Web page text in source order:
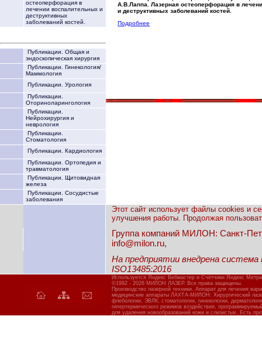
остеоперфорация в
лечении воспалительных и
деструктивных
заболеваний костей.
Публикации. Общая и
эндоскопическая хирургия
Публикации. Гинекология/
Маммология
Публикации. Урология
Публикации.
Оториноларингология
Публикации.
Нейрохирургия и
неврология
Публикации.
Стоматология
Публикации. Кардиология
Публикации. Ортопедия и
травматология
Публикации. Щитовидная
железа
Публикации. Сосудистые
заболевания
А.В.Лаппа. Лазерная остеоперфорация в
и деструктивных заболеваний костей.
Подробнее
Этот сайт использует файлы cookies и
улучшения работы. Продолжая
Группа компаний МИЛОН: Санкт-
info@milon.ru,
На предприятии внедрена
ISO13485:2016
Используется Яндекс Вебмастер и Счётчики Яндекс
©1992 - 2026 МИЛОН ЛАЗЕР. Все права защищены.
Производство лазерной техники. Аппарат для лечения
медицинские аппараты ЛАХТА-МИЛОН: Хирургический
флебологии, ЭВЛК, стоматологии, гинекологии,
гипертермического режимов воздействия,
для удаления новообразований кожи и слизистых. Есть